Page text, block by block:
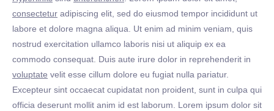
consectetur adipiscing elit, sed do eiusmod tempor incididunt ut
labore et dolore magna aliqua. Ut enim ad minim veniam, quis
nostrud exercitation ullamco laboris nisi ut aliquip ex ea
commodo consequat. Duis aute irure dolor in reprehenderit in
voluptate velit esse cillum dolore eu fugiat nulla pariatur.
Excepteur sint occaecat cupidatat non proident, sunt in culpa qui
officia deserunt mollit anim id est laborum. Lorem ipsum dolor sit